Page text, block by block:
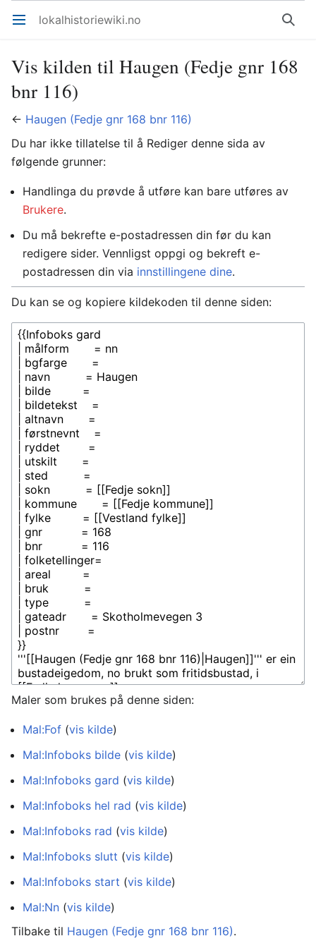
Åpne hovedmenyen lokalhistoriewiki.no Søk
Vis kilden til Haugen (Fedje gnr 168
bnr 116)
← Haugen (Fedje gnr 168 bnr 116)
Du har ikke tillatelse til å Rediger denne sida av
følgende grunner:
Handlinga du prøvde å utføre kan bare utføres av
Brukere.
Du må bekrefte e-postadressen din før du kan
redigere sider. Vennligst oppgi og bekreft e-
postadressen din via innstillingene dine.
Du kan se og kopiere kildekoden til denne siden:
Maler som brukes på denne siden:
Mal:Fof (vis kilde)
Mal:Infoboks bilde (vis kilde)
Mal:Infoboks gard (vis kilde)
Mal:Infoboks hel rad (vis kilde)
Mal:Infoboks rad (vis kilde)
Mal:Infoboks slutt (vis kilde)
Mal:Infoboks start (vis kilde)
Mal:Nn (vis kilde)
Tilbake til Haugen (Fedje gnr 168 bnr 116).